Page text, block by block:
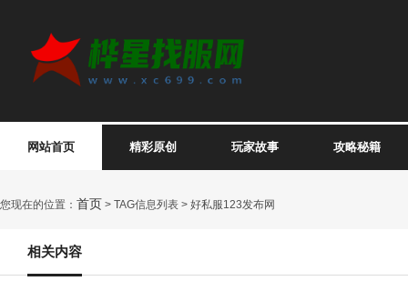
网站首页 精彩原创 玩家故事 攻略秘籍
您现在的位置： 首页 > TAG信息列表 > 好私服123发布网
相关内容